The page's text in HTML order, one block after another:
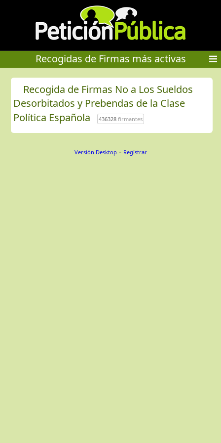
Recogidas de Firmas más activas
Recogida de Firmas No a Los Sueldos
Desorbitados y Prebendas de la Clase
Política Española
436328firmantes
Versión Desktop - Regístrar